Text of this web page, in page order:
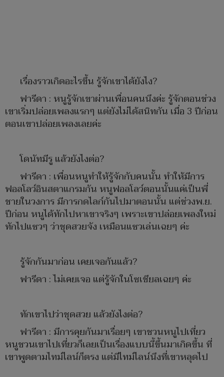
เรื่องราวเกิดอะไรขึ้น รู้จักเขาได้ยังไง?
ฟารีดา : หนูรู้จักเขาผ่านเพื่อนคนนึงค่ะ รู้จักตอนช่วง
เขาเริ่มปล่อยเพลงแรกๆ แต่ยังไม่ได้สนิทกัน เมื่อ 3 ปีก่อน
ตอนเขาปล่อยเพลงเลยค่ะ
โดนัทมีรู แล้วยังไงต่อ?
ฟารีดา : เพื่อนหนูทำให้รู้จักกับคนนั้น ทำให้มีการ
ฟอลโลว์อินสตาแกรมกัน หนูฟอลโลว์ตอนนั้นแค่เป็นพี่
ชายในวงการ มีการกดไลก์กันไปมาตอนนั้น แต่ช่วงพ.ย.
ปีก่อน หนูได้ทักไปหาเขาจริงๆ เพราะเขาปล่อยเพลงใหม่
ทักไปแซวๆ ว่าชุดสวยจัง เหมือนแซวเล่นเฉยๆ ค่ะ
รู้จักกันมาก่อน เคยเจอกันแล้ว?
ฟารีดา : ไม่เคยเจอ แต่รู้จักในโซเชียลเฉยๆ ค่ะ
ทักเขาไปว่าชุดสวย แล้วยังไงต่อ?
ฟารีดา : มีการคุยกันมาเรื่อยๆ เขาชวนหนูไปเที่ยว
หนูชวนเขาไปเที่ยวก็เลยเป็นเรื่องแบบนี้ขึ้นมาเกิดขึ้น ที่
เขาพูดตามไทม์ไลน์ก็ตรง แต่มีไทม์ไลน์นึงที่เขาหลุดไป